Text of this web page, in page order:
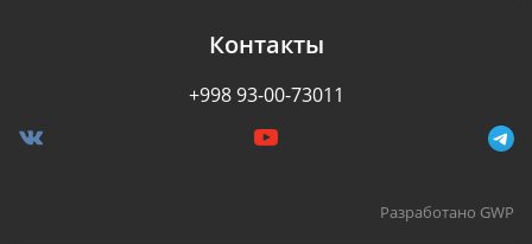
Контакты
+998 93-00-73011
Разработано GWP